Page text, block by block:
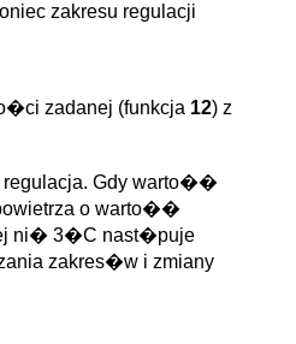
zakresu regulacji
zadanej (funkcja 12) z
regulacja. Gdy warto��
o warto��
ni� 3�C nast�puje
zakres�w i zmiany